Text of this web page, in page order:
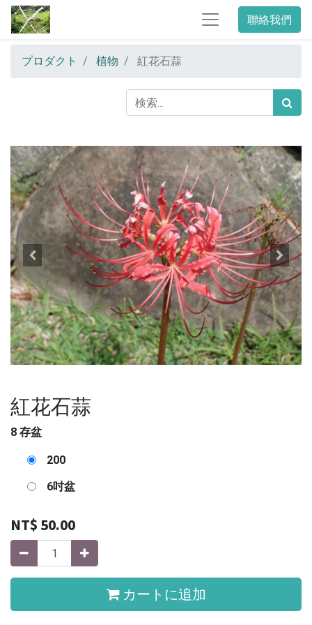
聯絡我們
プロダクト 植物 紅花石蒜
紅花石蒜
8 存盆
200
6吋盆
NT$ 50.00
カートに追加